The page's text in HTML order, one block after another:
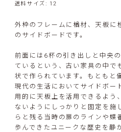
送料サイズ: 12
外枠のフレームに楢材、天板に
のサイドボードです。
前面には6杯の引き出しと中央
ているという、古い家具の中で
状で作られています。もともと
現代の生活においてサイドボー
用的に天板上を活用できるよう
ないようにしっかりと固定を施
らと残る当時の扉のラインや蝶
歩んできたユニークな歴史を静